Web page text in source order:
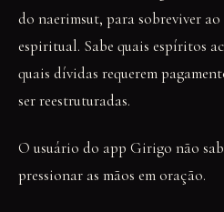
do naerimsut, para sobreviver
espiritual. Sabe quais espíritos
quais dívidas requerem
ser reestruturadas.
O usuário do app Girigo não
pressionar as mãos em oração.